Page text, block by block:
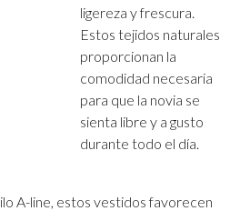
ligereza y frescura.
Estos tejidos naturales
proporcionan la
comodidad necesaria
para que la novia se
sienta libre y a gusto
durante todo el día.
A-line, estos vestidos favorecen